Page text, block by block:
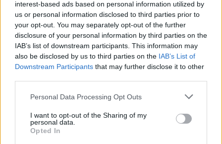
interest-based ads based on personal information utilized by
us or personal information disclosed to third parties prior to
your opt-out. You may separately opt-out of the further
disclosure of your personal information by third parties on the
IAB’s list of downstream participants. This information may
also be disclosed by us to third parties on the IAB’s List of
Downstream Participants that may further disclose it to other
Personal Data Processing Opt Outs
I want to opt-out of the Sharing of my
personal data.
Opted In
Na Hádecké planince u Brna obnovují ochránci
původní step, vrátí se tam i pastva
26.7.2026 17:25 | BRNO (ČTK)
Zarostlou část Hádecké
planinky u Brna chtějí ochránci
vrátit do stavu ze 30. let
minulého století. V oblasti
obnovují původní step a
teplomilné doubravy. Vrátí se tam i pastva. Cílem je zachránit
motýl jasoň dymnivkový. ČTK to řekl Vilém Jurek z organizace
Hádecká planinka je součástí chráněné krajinné oblasti Moravský
kras, má rozlohu kolem 80 hektarů.